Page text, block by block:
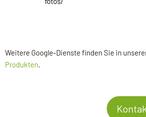
Weitere Google-Dienste finden Sie in
Produkten.